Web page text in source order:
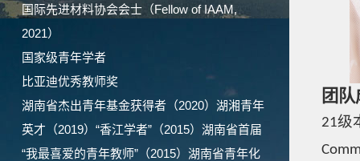
国际先进材料协会会士（Fellow of IAAM,
2021）
国家级青年学者
比亚迪优秀教师奖
湖南省杰出青年基金获得者（2020）湖湘青年
英才（2019）“香江学者”（2015）湖南省首届
“我最喜爱的青年教师”（2015）湖南省青年化
团
21级